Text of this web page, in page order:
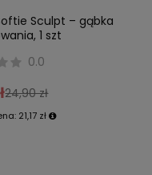
Sculpt – gąbka
1 szt
0.0
24,90 zł
21,17 zł